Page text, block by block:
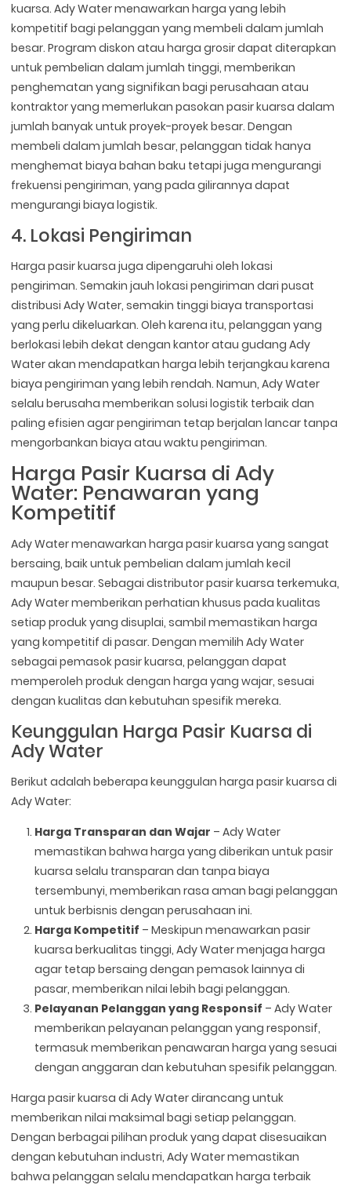
kuarsa. Ady Water menawarkan harga yang lebih
kompetitif bagi pelanggan yang membeli dalam jumlah
besar. Program diskon atau harga grosir dapat diterapkan
untuk pembelian dalam jumlah tinggi, memberikan
penghematan yang signifikan bagi perusahaan atau
kontraktor yang memerlukan pasokan pasir kuarsa dalam
jumlah banyak untuk proyek-proyek besar. Dengan
membeli dalam jumlah besar, pelanggan tidak hanya
menghemat biaya bahan baku tetapi juga mengurangi
frekuensi pengiriman, yang pada gilirannya dapat
mengurangi biaya logistik.
4. Lokasi Pengiriman
Harga pasir kuarsa juga dipengaruhi oleh lokasi
pengiriman. Semakin jauh lokasi pengiriman dari pusat
distribusi Ady Water, semakin tinggi biaya transportasi
yang perlu dikeluarkan. Oleh karena itu, pelanggan yang
berlokasi lebih dekat dengan kantor atau gudang Ady
Water akan mendapatkan harga lebih terjangkau karena
biaya pengiriman yang lebih rendah. Namun, Ady Water
selalu berusaha memberikan solusi logistik terbaik dan
paling efisien agar pengiriman tetap berjalan lancar tanpa
mengorbankan biaya atau waktu pengiriman.
Harga Pasir Kuarsa di Ady
Water: Penawaran yang
Kompetitif
Ady Water menawarkan harga pasir kuarsa yang sangat
bersaing, baik untuk pembelian dalam jumlah kecil
maupun besar. Sebagai distributor pasir kuarsa terkemuka,
Ady Water memberikan perhatian khusus pada kualitas
setiap produk yang disuplai, sambil memastikan harga
yang kompetitif di pasar. Dengan memilih Ady Water
sebagai pemasok pasir kuarsa, pelanggan dapat
memperoleh produk dengan harga yang wajar, sesuai
dengan kualitas dan kebutuhan spesifik mereka.
Keunggulan Harga Pasir Kuarsa di
Ady Water
Berikut adalah beberapa keunggulan harga pasir kuarsa di
Ady Water:
Harga Transparan dan Wajar – Ady Water
memastikan bahwa harga yang diberikan untuk pasir
kuarsa selalu transparan dan tanpa biaya
tersembunyi, memberikan rasa aman bagi pelanggan
untuk berbisnis dengan perusahaan ini.
Harga Kompetitif – Meskipun menawarkan pasir
kuarsa berkualitas tinggi, Ady Water menjaga harga
agar tetap bersaing dengan pemasok lainnya di
pasar, memberikan nilai lebih bagi pelanggan.
Pelayanan Pelanggan yang Responsif – Ady Water
memberikan pelayanan pelanggan yang responsif,
termasuk memberikan penawaran harga yang sesuai
dengan anggaran dan kebutuhan spesifik pelanggan.
Harga pasir kuarsa di Ady Water dirancang untuk
memberikan nilai maksimal bagi setiap pelanggan.
Dengan berbagai pilihan produk yang dapat disesuaikan
dengan kebutuhan industri, Ady Water memastikan
bahwa pelanggan selalu mendapatkan harga terbaik